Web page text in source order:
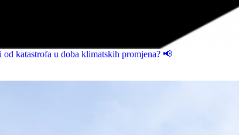
katastrofa u doba klimatskih promjena? 📢